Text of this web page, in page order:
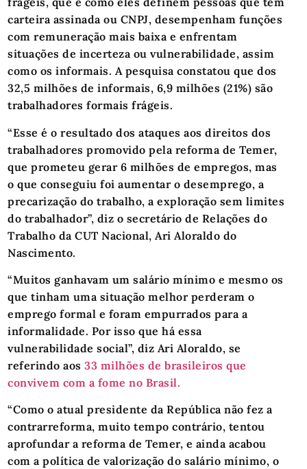
carteira assinada ou CNPJ, desempenham funções
com remuneração mais baixa e enfrentam
situações de incerteza ou vulnerabilidade, assim
como os informais. A pesquisa constatou que dos
32,5 milhões de informais, 6,9 milhões (21%) são
trabalhadores formais frágeis.
“Esse é o resultado dos ataques aos direitos dos
trabalhadores promovido pela reforma de Temer,
que prometeu gerar 6 milhões de empregos, mas
o que conseguiu foi aumentar o desemprego, a
precarização do trabalho, a exploração sem limites
do trabalhador”, diz o secretário de Relações do
Trabalho da CUT Nacional, Ari Aloraldo do
Nascimento.
“Muitos ganhavam um salário mínimo e mesmo os
que tinham uma situação melhor perderam o
emprego formal e foram empurrados para a
informalidade. Por isso que há essa
vulnerabilidade social”, diz Ari Aloraldo, se
referindo aos 33 milhões de brasileiros que
convivem com a fome no Brasil.
“Como o atual presidente da República não fez a
contrarreforma, muito tempo contrário, tentou
aprofundar a reforma de Temer, e ainda acabou
com a política de valorização do salário mínimo, o